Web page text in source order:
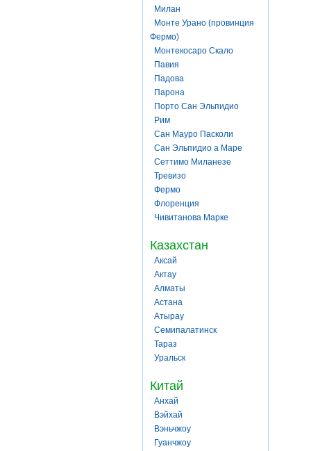
Милан
Монте Урано (провинция
Фермо)
Монтекосаро Скало
Павия
Падова
Парона
Порто Сан Эльпидио
Рим
Сан Мауро Пасколи
Сан Эльпидио а Маре
Сеттимо Миланезе
Тревизо
Фермо
Флоренция
Чивитанова Марке
Казахстан
Аксай
Актау
Алматы
Астана
Атырау
Семипалатинск
Тараз
Уральск
Китай
Анхай
Вэйхай
Вэньчжоу
Гуанчжоу